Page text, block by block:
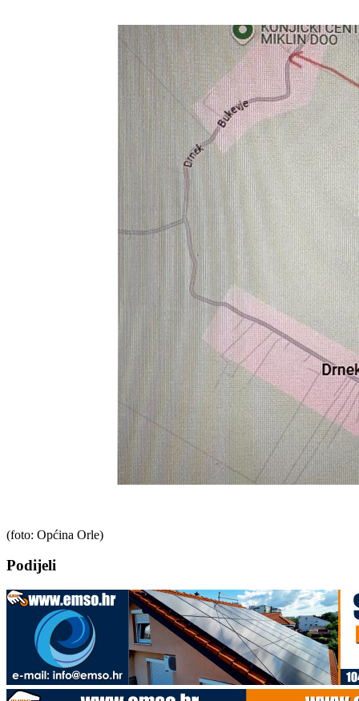
(foto: Općina Orle)
Podijeli